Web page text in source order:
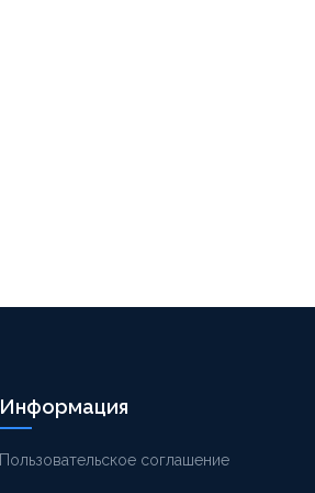
Информация
Пользовательское соглашение